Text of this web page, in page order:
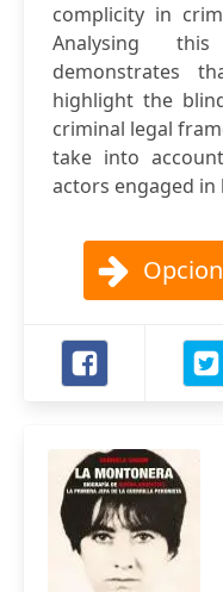
complicity in
Analysing
demonstrates
highlight the
criminal legal
take into
actors engaged in